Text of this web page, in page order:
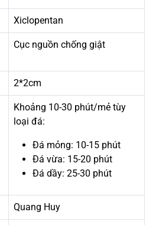
Xiclopentan
Cục nguồn chống giật
2*2cm
Khoảng 10-30 phút/mẻ tùy
loại đá:
Đá mỏng: 10-15 phút
Đá vừa: 15-20 phút
Đá dầy: 25-30 phút
Quang Huy